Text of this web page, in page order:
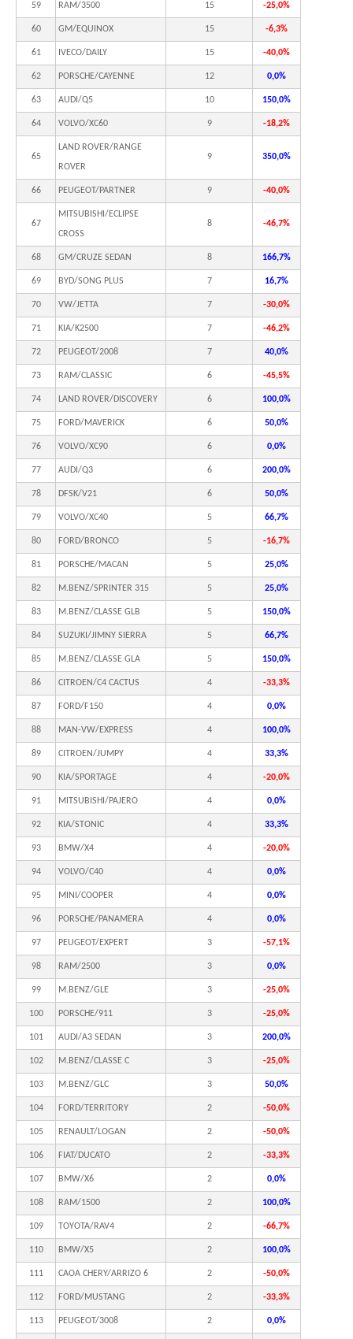
59 RAM/3500 15 -25,0%
60 GM/EQUINOX 15 -6,3%
61 IVECO/DAILY 15 -40,0%
62 PORSCHE/CAYENNE 12 0,0%
63 AUDI/Q5 10 150,0%
64 VOLVO/XC60 9 -18,2%
65
LAND ROVER/RANGE
ROVER
9 350,0%
66 PEUGEOT/PARTNER 9 -40,0%
67
MITSUBISHI/ECLIPSE
CROSS
8 -46,7%
68 GM/CRUZE SEDAN 8 166,7%
69 BYD/SONG PLUS 7 16,7%
70 VW/JETTA 7 -30,0%
71 KIA/K2500 7 -46,2%
72 PEUGEOT/2008 7 40,0%
73 RAM/CLASSIC 6 -45,5%
74 LAND ROVER/DISCOVERY 6 100,0%
75 FORD/MAVERICK 6 50,0%
76 VOLVO/XC90 6 0,0%
77 AUDI/Q3 6 200,0%
78 DFSK/V21 6 50,0%
79 VOLVO/XC40 5 66,7%
80 FORD/BRONCO 5 -16,7%
81 PORSCHE/MACAN 5 25,0%
82 M.BENZ/SPRINTER 315 5 25,0%
83 M.BENZ/CLASSE GLB 5 150,0%
84 SUZUKI/JIMNY SIERRA 5 66,7%
85 M.BENZ/CLASSE GLA 5 150,0%
86 CITROEN/C4 CACTUS 4 -33,3%
87 FORD/F150 4 0,0%
88 MAN-VW/EXPRESS 4 100,0%
89 CITROEN/JUMPY 4 33,3%
90 KIA/SPORTAGE 4 -20,0%
91 MITSUBISHI/PAJERO 4 0,0%
92 KIA/STONIC 4 33,3%
93 BMW/X4 4 -20,0%
94 VOLVO/C40 4 0,0%
95 MINI/COOPER 4 0,0%
96 PORSCHE/PANAMERA 4 0,0%
97 PEUGEOT/EXPERT 3 -57,1%
98 RAM/2500 3 0,0%
99 M.BENZ/GLE 3 -25,0%
100 PORSCHE/911 3 -25,0%
101 AUDI/A3 SEDAN 3 200,0%
102 M.BENZ/CLASSE C 3 -25,0%
103 M.BENZ/GLC 3 50,0%
104 FORD/TERRITORY 2 -50,0%
105 RENAULT/LOGAN 2 -50,0%
106 FIAT/DUCATO 2 -33,3%
107 BMW/X6 2 0,0%
108 RAM/1500 2 100,0%
109 TOYOTA/RAV4 2 -66,7%
110 BMW/X5 2 100,0%
111 CAOA CHERY/ARRIZO 6 2 -50,0%
112 FORD/MUSTANG 2 -33,3%
113 PEUGEOT/3008 2 0,0%